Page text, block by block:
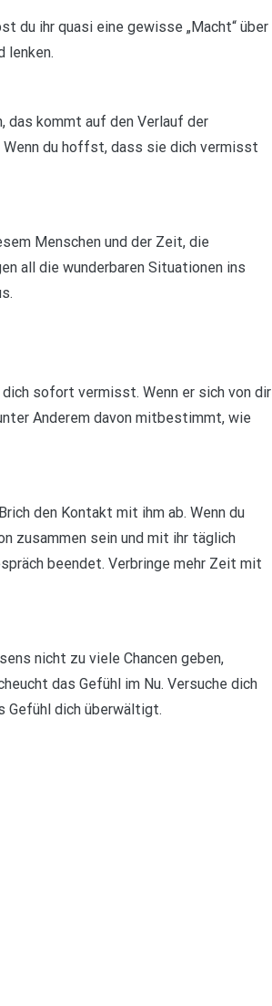
du ihr quasi eine gewisse „Macht“ über
lenken.
das kommt auf den Verlauf der
Wenn du hoffst, dass sie dich vermisst
Menschen und der Zeit, die
all die wunderbaren Situationen ins
sofort vermisst. Wenn er sich von dir
Anderem davon mitbestimmt, wie
den Kontakt mit ihm ab. Wenn du
zusammen sein und mit ihr täglich
beendet. Verbringe mehr Zeit mit
nicht zu viele Chancen geben,
das Gefühl im Nu. Versuche dich
Gefühl dich überwältigt.